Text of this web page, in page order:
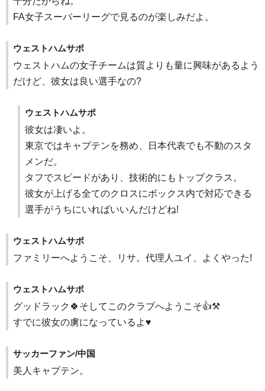
FA女子スーパーリーグで見るのが楽しみだよ。
ウェストハムサポ
ウェストハムの女子チームは質よりも量に興味があるよう
だけど、彼女は良い選手なの?
ウェストハムサポ
彼女は凄いよ。
東京ではキャプテンを務め、日本代表でも不動のスタ
メンだ。
タフでスピードがあり、技術的にもトップクラス。
彼女が上げる全てのクロスにボックス内で対応できる
選手がうちにいればいいんだけどね!
ウェストハムサポ
ファミリーへようこそ、リサ。代理人ユイ、よくやった!
ウェストハムサポ
グッドラック🍀そしてこのクラブへようこそ👍⚒️
すでに彼女の虜になっているよ♥
サッカーファン/中国
美人キャプテン。